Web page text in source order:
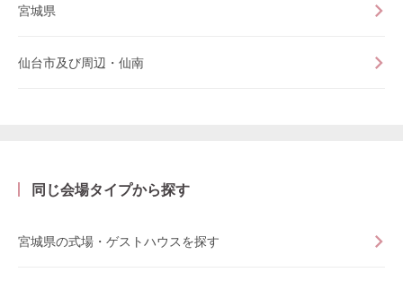
宮城県
仙台市及び周辺・仙南
同じ会場タイプから探す
宮城県の式場・ゲストハウスを探す